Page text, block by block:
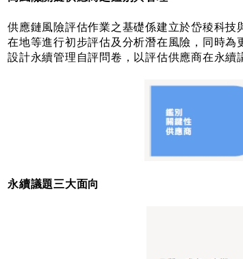
供應鏈風險評估作業之基礎係建立於岱稜科
在地等進行初步評估及分析潛在風險，同時
設計永續管理自評問卷，以評估供應商在永續
永續議題三大面向